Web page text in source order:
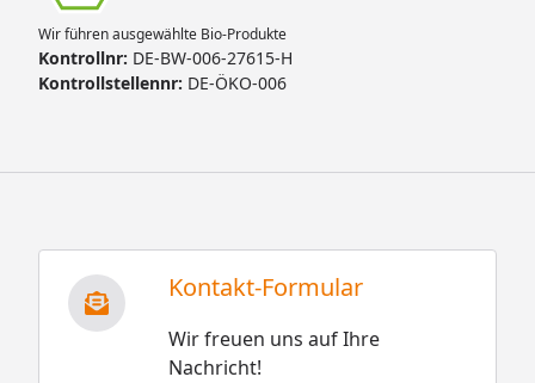
Wir führen ausgewählte Bio-Produkte
Kontrollnr: DE-BW-006-27615-H
Kontrollstellennr: DE-ÖKO-006
Kontakt-Formular
Wir freuen uns auf Ihre
Nachricht!